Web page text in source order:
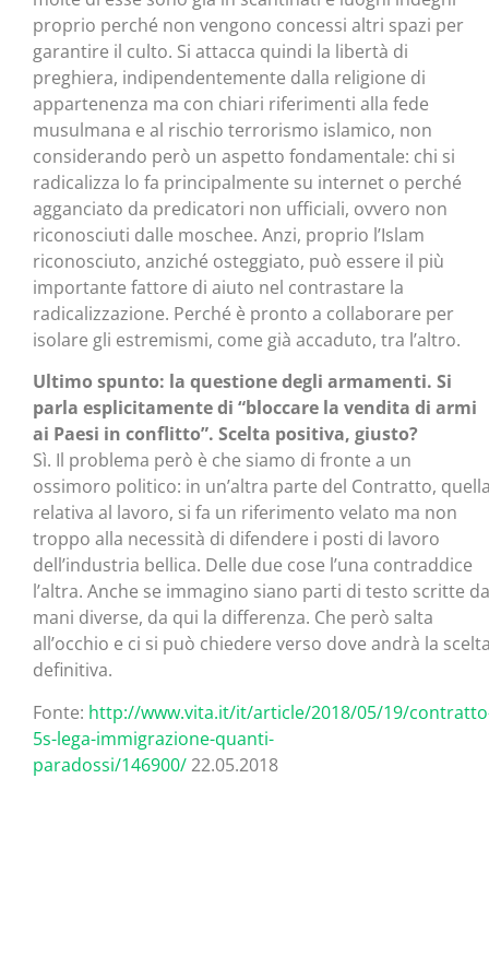
proprio perché non vengono concessi altri spazi per
garantire il culto. Si attacca quindi la libertà di
preghiera, indipendentemente dalla religione di
appartenenza ma con chiari riferimenti alla fede
musulmana e al rischio terrorismo islamico, non
considerando però un aspetto fondamentale: chi si
radicalizza lo fa principalmente su internet o perché
agganciato da predicatori non ufficiali, ovvero non
riconosciuti dalle moschee. Anzi, proprio l’Islam
riconosciuto, anziché osteggiato, può essere il più
importante fattore di aiuto nel contrastare la
radicalizzazione. Perché è pronto a collaborare per
isolare gli estremismi, come già accaduto, tra l’altro.
Ultimo spunto: la questione degli armamenti. Si
parla esplicitamente di “bloccare la vendita di armi
ai Paesi in conflitto”. Scelta positiva, giusto?
Sì. Il problema però è che siamo di fronte a un
ossimoro politico: in un’altra parte del Contratto,
relativa al lavoro, si fa un riferimento velato ma non
troppo alla necessità di difendere i posti di lavoro
dell’industria bellica. Delle due cose l’una contraddice
l’altra. Anche se immagino siano parti di testo scritte da
mani diverse, da qui la differenza. Che però salta
all’occhio e ci si può chiedere verso dove andrà la
definitiva.
Fonte: http://www.vita.it/it/article/2018/05/19/
5s-lega-immigrazione-quanti-
paradossi/146900/22.05.2018